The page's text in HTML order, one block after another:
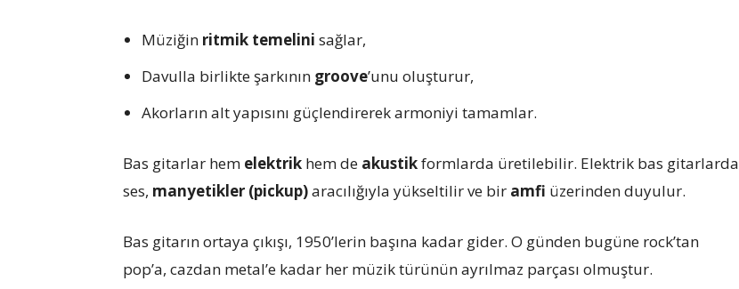
Müziğin ritmik temelini sağlar,
Davulla birlikte şarkının groove’unu oluşturur,
Akorların alt yapısını güçlendirerek armoniyi tamamlar.
Bas gitarlar hem elektrik hem de akustikformlarda üretilebilir. Elektrik bas gitarlarda
ses, manyetikler (pickup)aracılığıyla yükseltilir ve bir amfi üzerinden duyulur.
Bas gitarın ortaya çıkışı, 1950’lerin başına kadar gider. O günden bugüne rock’tan
pop’a, cazdan metal’e kadar her müzik türünün ayrılmaz parçası olmuştur.